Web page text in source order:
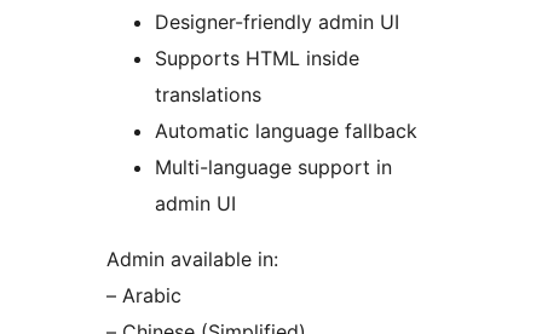
Designer-friendly admin UI
Supports HTML inside
translations
Automatic language fallback
Multi-language support in
admin UI
Admin available in:
– Arabic